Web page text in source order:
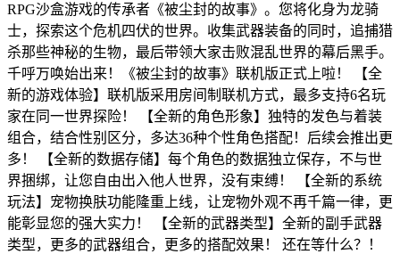
RPG沙盒游戏的传承者《被尘封的故事》。您将化身为龙骑
士，探索这个危机四伏的世界。收集武器装备的同时，追捕猎
杀那些神秘的生物，最后带领大家击败混乱世界的幕后黑手。
千呼万唤始出来！《被尘封的故事》联机版正式上啦！ 【全
新的游戏体验】联机版采用房间制联机方式，最多支持6名玩
家在同一世界探险！ 【全新的角色形象】独特的发色与着装
组合，结合性别区分，多达36种个性角色搭配！后续会推出更
多！ 【全新的数据存储】每个角色的数据独立保存，不与世
界捆绑，让您自由出入他人世界，没有束缚！ 【全新的系统
玩法】宠物换肤功能隆重上线，让宠物外观不再千篇一律，更
能彰显您的强大实力！ 【全新的武器类型】全新的副手武器
类型，更多的武器组合，更多的搭配效果！ 还在等什么？！